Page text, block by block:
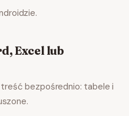
Excel lub
bezpośrednio: tabele i